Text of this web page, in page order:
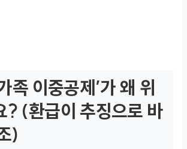
족 이중공제’가 왜 위
? (환급이 추징으로 바
)